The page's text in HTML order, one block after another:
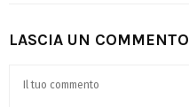
LASCIA UN COMMENTO